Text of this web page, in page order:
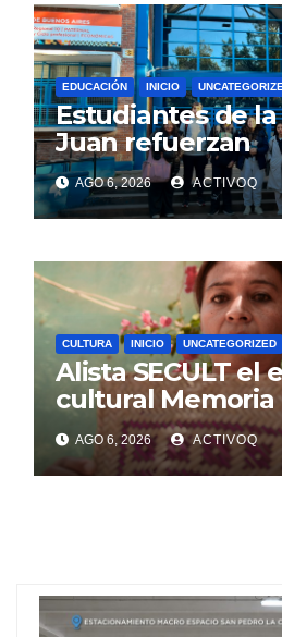
EDUCACIÓN INICIO
Estudiantes de la
Juan refuerzan
conocimientos
rural, en
AGO 6, 2026 ACTIVOQ
CULTURA INICIO UNCATEGORIZED
Alista SECULT el
cultural Memoria
Identidad, en
AGO 6, 2026 ACTIVOQ